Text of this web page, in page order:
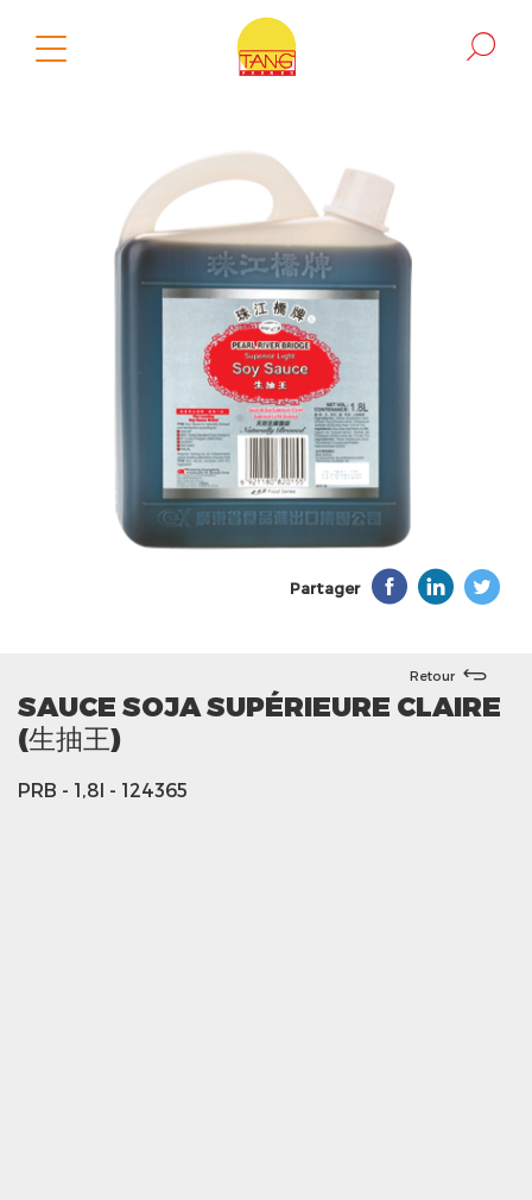
Partager
Retour
SAUCE SOJA SUPÉRIEURE CLAIRE
(生抽王)
PRB - 1,8l - 124365